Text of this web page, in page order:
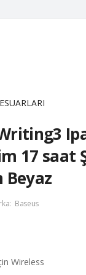
17 saat
Baseus
Wireless